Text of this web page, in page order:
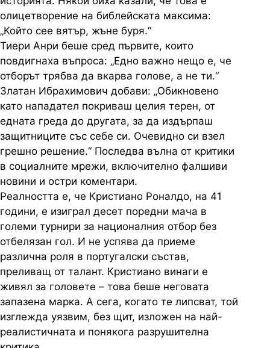
олицетворение на библейската максима:
„Който сее вятър, жъне буря.“
Тиери Анри беше сред първите, които
повдигнаха въпроса: „Едно важно нещо е, че
отборът трябва да вкарва голове, а не ти.“
Златан Ибрахимович добави: „Обикновено
като нападател покриваш целия терен, от
едната греда до другата, за да издърпаш
защитниците със себе си. Очевидно си взел
грешно решение.“ Последва вълна от критики
в социалните мрежи, включително фалшиви
новини и остри коментари.
Реалността е, че Кристиано Роналдо, на 41
години, е изиграл десет поредни мача в
големи турнири за националния отбор без
отбелязан гол. И не успява да приеме
различна роля в португалски състав,
преливащ от талант. Кристиано винаги е
живял за головете – това беше неговата
запазена марка. А сега, когато те липсват, той
изглежда уязвим, без щит, изложен на най-
реалистичната и понякога разрушителна